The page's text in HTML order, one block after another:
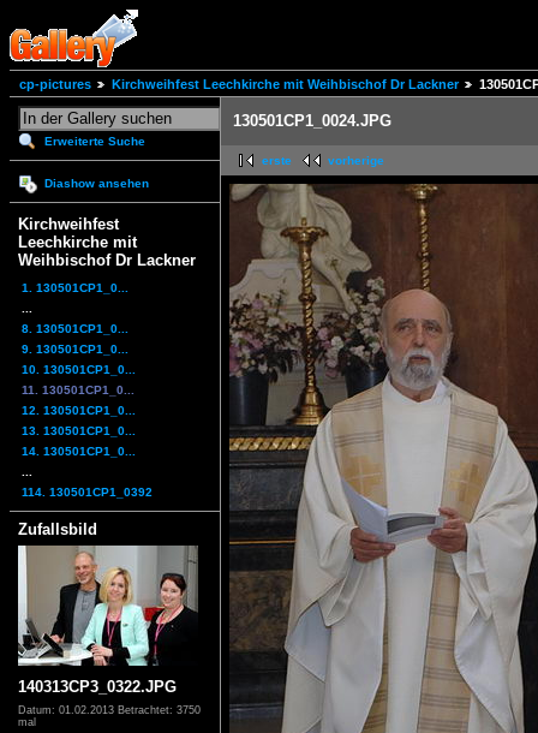
cp-pictures Kirchweihfest Leechkirche mit Weihbischof Dr Lackner
Erweiterte Suche
Diashow ansehen
Kirchweihfest
Leechkirche mit
Weihbischof Dr Lackner
1. 130501CP1_0...
8. 130501CP1_0...
9. 130501CP1_0...
10. 130501CP1_0...
11. 130501CP1_0...
12. 130501CP1_0...
13. 130501CP1_0...
14. 130501CP1_0...
114. 130501CP1_0392
Zufallsbild
140313CP3_0322.JPG
Datum: 01.02.2013 Betrachtet: 3750
mal
130501CP1_0024.JPG
erste vorherige